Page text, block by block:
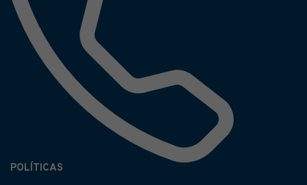
POLÍTICAS